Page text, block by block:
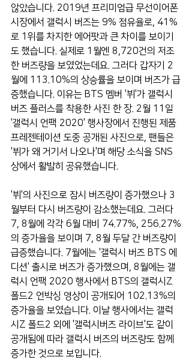
않았습니다. 2019년 프리미엄급 무선이어폰
시장에서 갤럭시 버즈는 9% 점유율로, 41%
로 1위를 차지한 에어팟과 큰 차이를 보이기
도 했습니다. 실제로 1월엔 8,720건의 저조
한 버즈량을 보였었는데요. 그러다 갑자기 2
월에 113.10%의 상승률을 보이며 버즈가 급
증했습니다. 이유는 BTS 멤버 '뷔'가 갤럭시
버즈 플러스를 착용한 사진 한 장. 2월 11일
'갤럭시 언팩 2020' 행사장에서 진행된 제품
프레젠테이션 도중 공개된 사진으로, 팬들은
'뷔가 왜 거기서 나오나'며 해당 소식을 SNS
상에서 활발히 공유했습니다.
'뷔'의 사진으로 잠시 버즈량이 증가했으나 3
월부터 다시 버즈량이 감소했는데요. 그러다
7, 8월에 각각 6월 대비 74.77%, 256.27%
의 증가율을 보이며 7, 8월 두달 간 버즈량이
급증했습니다. 7월에는 '갤럭시 버즈 BTS 에
디션' 출시로 버즈가 증가했으며, 8월에는 갤
럭시 언팩 2020 행사에서 BTS의 갤럭시Z
폴드2 언박싱 영상이 공개되어 102.13%의
증가율을 보였습니다. 이날 행사에서는 갤럭
시Z 폴드2 외에 '갤럭시버즈 라이브'도 같이
공개됨에 따라 갤럭시 버즈의 버즈량도 함께
증가한 것으로 보입니다.